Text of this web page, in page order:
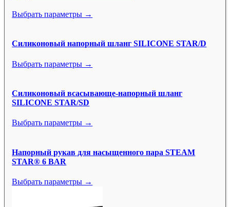
Выбрать параметры →
Силиконовый напорный шланг SILICONE STAR/D
Выбрать параметры →
Силиконовый всасывающе-напорный шланг
SILICONE STAR/SD
Выбрать параметры →
Напорный рукав для насыщенного пара STEAM
STAR® 6 BAR
Выбрать параметры →